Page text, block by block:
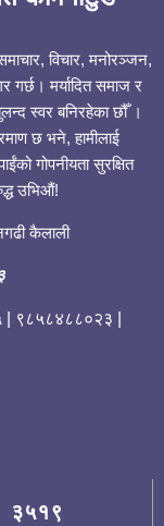
विचार, मनोरञ्जन,
गर्छ। मर्यादित समाज र
स्वर बनिरहेका छौँ ।
छ भने, हामीलाई
गोपनीयता सुरक्षित
उभिऔं!
कैलाली
९८५८४८८०२३ |
३५१९